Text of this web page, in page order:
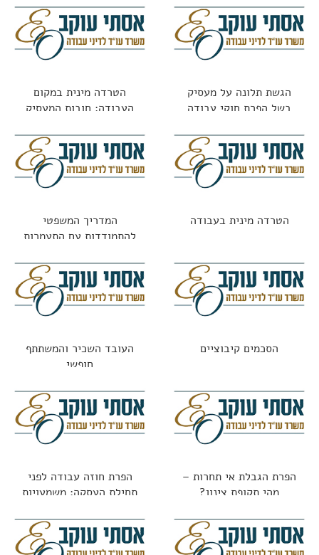
הגשת תלונה על מעסיק
בשל הפרת חוקי עבודה
הטרדה מינית במקום
העבודה: חובות המעסיק
הטרדה מינית בעבודה
המדריך המשפטי
להתמודדות עם התעמרות
לתביעה?
הסכמים קיבוציים
העובד השכיר והמשתתף
חופשי
הפרת הגבלת אי תחרות –
מהי תקופת צינון?
הפרת חוזה עבודה לפני
תחילת העסקה: משמעויות